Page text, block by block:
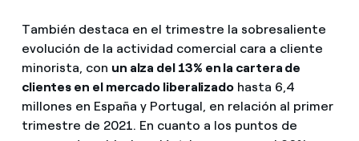
También destaca en el trimestre la sobresaliente
evolución de la actividad comercial cara a cliente
minorista, con un alza del 13% en la cartera de
clientes en el mercado liberalizado hasta 6,4
millones en España y Portugal, en relación al primer
trimestre de 2021. En cuanto a los puntos de